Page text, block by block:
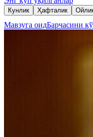
Кунлик Ҳафталик
Мавзуга оидБарчасини